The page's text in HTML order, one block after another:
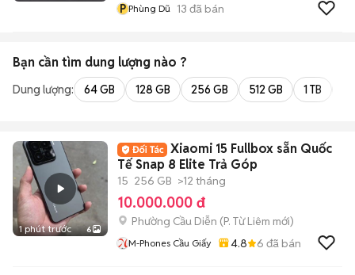
P Phùng Dũ 13 đã bán
Bạn cần tìm dung lượng nào ?
Dung lượng: 64 GB 128 GB 256 GB 512 GB 1 TB
1 phút trước 6
Xiaomi 15 Fullbox sẵn Quốc
Tế Snap 8 Elite Trả Góp
15 256 GB >12 tháng
10.000.000 đ
Phường Cầu Diễn (P. Từ Liêm mới)
M-Phones Cầu Giấy 4.8 6 đã bán